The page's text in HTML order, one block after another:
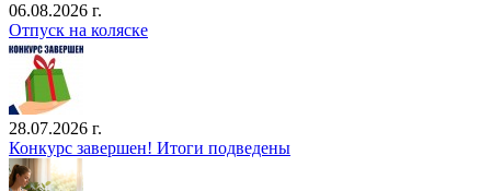
06.08.2026 г.
Отпуск на коляске
28.07.2026 г.
Конкурс завершен! Итоги подведены